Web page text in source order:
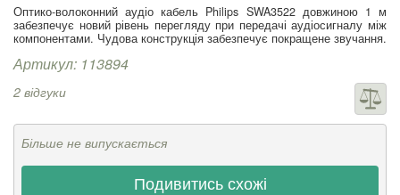
Оптико-волоконний аудіо кабель Philips SWA3522 довжиною 1 м
забезпечує новий рівень перегляду при передачі аудіосигналу між
компонентами. Чудова конструкція забезпечує покращене звучання.
Артикул: 113894
2 відгуки
Більше не випускається
Подивитись схожі